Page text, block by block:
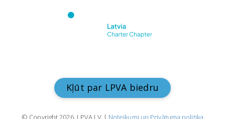
Kļūt par LPVA biedru
© Copyright 2026. LPVA.LV | Noteikumi un Privātuma politika